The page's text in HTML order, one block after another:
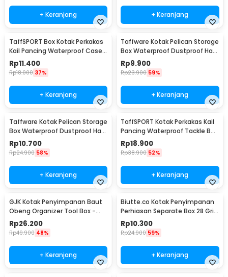
+ Keranjang + Keranjang
TaffSPORT Box Kotak Perkakas
Kail Pancing Waterproof Case -
Q041
Rp11.400
Rp18.000 37%
+ Keranjang
Taffware Kotak Pelican Storage
Box Waterproof Dustproof Hard
Case ABS S - G10/J020
Rp9.900
Rp23.900 59%
+ Keranjang
Taffware Kotak Pelican Storage
Box Waterproof Dustproof Hard
Case ABS L - G10/J020
Rp10.700
Rp24.900 58%
+ Keranjang
TaffSPORT Kotak Perkakas Kail
Pancing Waterproof Tackle Box
12 Grid - MCC01
Rp18.900
Rp38.900 52%
+ Keranjang
GJK Kotak Penyimpanan Baut
Obeng Organizer Tool Box -
Z20
Rp26.200
Rp49.900 48%
+ Keranjang
Biutte.co Kotak Penyimpanan
Perhiasan Separate Box 28 Grid
- SN-14
Rp10.300
Rp24.900 59%
+ Keranjang